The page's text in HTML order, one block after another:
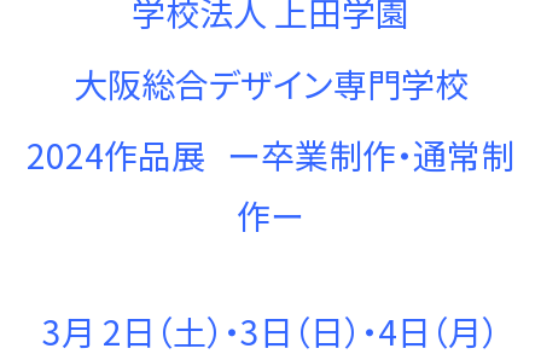
学校法人 上田学園
大阪総合デザイン専門学校
2024作品展 ー卒業制作・通常制
作ー
3月 2日（土）・3日（日）・4日（月）